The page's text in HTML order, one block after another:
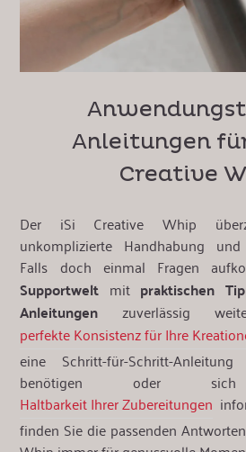
Anleitungen
Creative
Der iSi Creative Whip
unkomplizierte Handhabung
Falls doch einmal Fragen
Supportwelt mit praktischen
Anleitungen zuverlässig
perfekte Konsistenz für Ihre
eine Schritt-für-Schritt-
benötigen oder
Haltbarkeit Ihrer Zubereitungen
finden Sie die passenden